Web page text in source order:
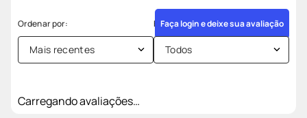
Faça login e deixe sua avaliação
Mais recentes Todos
Carregando avaliações…